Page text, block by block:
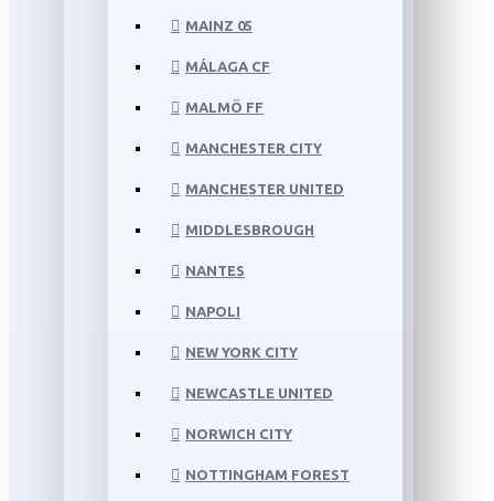
MAINZ 05
MÁLAGA CF
MALMÖ FF
MANCHESTER CITY
MANCHESTER UNITED
MIDDLESBROUGH
NANTES
NAPOLI
NEW YORK CITY
NEWCASTLE UNITED
NORWICH CITY
NOTTINGHAM FOREST